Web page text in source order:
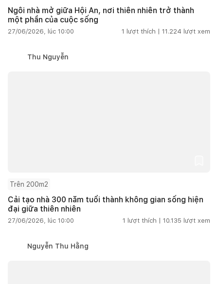
Ngôi nhà mở giữa Hội An, nơi thiên nhiên trở thành
một phần của cuộc sống
27/06/2026, lúc 10:00 1 lượt thích | 11.224 lượt xem
Thu Nguyễn
Trên 200m2
Cải tạo nhà 300 năm tuổi thành không gian sống hiện
đại giữa thiên nhiên
27/06/2026, lúc 10:00 1 lượt thích | 10.135 lượt xem
Nguyễn Thu Hằng